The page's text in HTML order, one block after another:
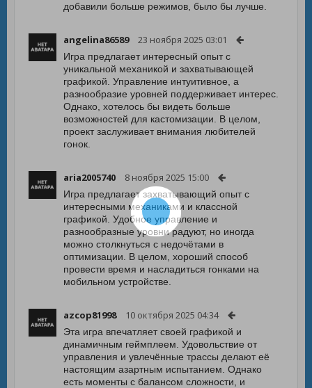
добавили больше режимов, было бы лучше.
angelina86589 23 ноября 2025 03:01
Игра предлагает интересный опыт с
уникальной механикой и захватывающей
графикой. Управление интуитивное, а
разнообразие уровней поддерживает интерес.
Однако, хотелось бы видеть больше
возможностей для кастомизации. В целом,
проект заслуживает внимания любителей
гонок.
aria2005740 8 ноября 2025 15:00
Игра предлагает захватывающий опыт с
интересными механиками и классной
графикой. Удобное управление и
разнообразные уровни радуют, но иногда
можно столкнуться с недочётами в
оптимизации. В целом, хороший способ
провести время и насладиться гонками на
мобильном устройстве.
azcop81998 10 октября 2025 04:34
Эта игра впечатляет своей графикой и
динамичным геймплеем. Удовольствие от
управления и увлечённые трассы делают её
настоящим азартным испытанием. Однако
есть моменты с балансом сложности, и